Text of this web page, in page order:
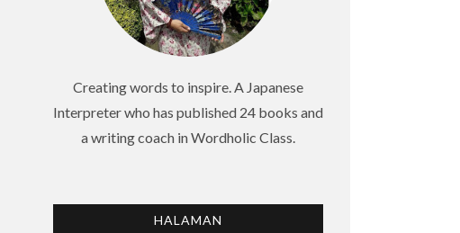
Creating words to inspire. A Japanese
Interpreter who has published 24 books and
a writing coach in Wordholic Class.
HALAMAN